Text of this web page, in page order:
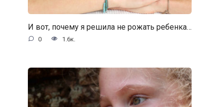
И вот, почему я решила не рожать ребенка…
0 1.6к.